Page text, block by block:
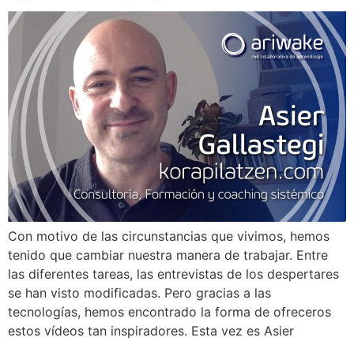
Con motivo de las circunstancias que vivimos, hemos
tenido que cambiar nuestra manera de trabajar. Entre
las diferentes tareas, las entrevistas de los despertares
se han visto modificadas. Pero gracias a las
tecnologías, hemos encontrado la forma de ofreceros
estos vídeos tan inspiradores. Esta vez es Asier